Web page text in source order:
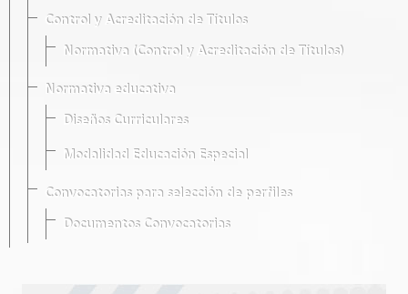
Control y Acreditación de Títulos
Normativa (Control y Acreditación de Títulos)
Normativa educativa
Diseños Curriculares
Modalidad Educación Especial
Convocatorias para selección de perfiles
Documentos Convocatorias